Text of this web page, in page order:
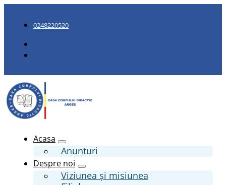
0248220520
Acasa
Anunturi
Despre noi
Viziunea și misiunea